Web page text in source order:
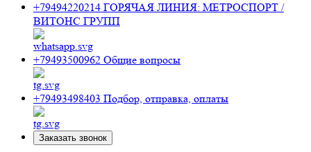
+79494220214 ГОРЯЧАЯ ЛИНИЯ: МЕТРОСПОРТ /
ВИТОНС ГРУПП
+79493500962 Общие вопросы
+79493498403 Подбор, отправка, оплаты
Заказать звонок